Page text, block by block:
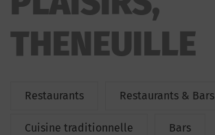
THENEUILLE
Restaurants Restaurants & Bars
Cuisine traditionnelle Bars